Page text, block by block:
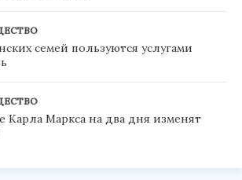
семей пользуются услугами
Карла Маркса на два дня изменят